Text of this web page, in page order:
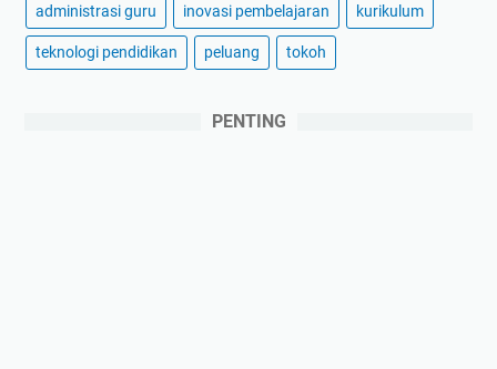
administrasi guru inovasi pembelajaran kurikulum
teknologi pendidikan peluang tokoh
PENTING